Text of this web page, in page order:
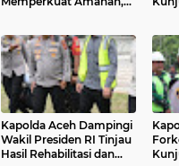
Kapolda Aceh Dampingi
Wakil Presiden RI Tinjau
Hasil Rehabilitasi dan